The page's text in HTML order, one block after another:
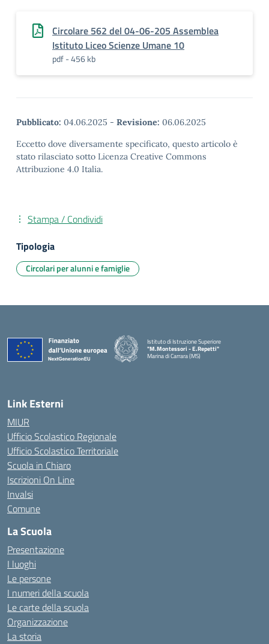
Circolare 562 del 04-06-205 Assemblea
Istituto Liceo Scienze Umane 10
pdf - 456 kb
Pubblicato: 04.06.2025 - Revisione: 06.06.2025
Eccetto dove diversamente specificato, questo articolo è
stato rilasciato sotto Licenza Creative Commons
Attribuzione 4.0 Italia.
Stampa / Condividi
Tipologia
Circolari per alunni e famiglie
Istituto di Istruzione Superiore
"M.Montessori - E.Repetti"
Marina di Carrara (MS)
Link Esterni
MIUR
Ufficio Scolastico Regionale
Ufficio Scolastico Territoriale
Scuola in Chiaro
Iscrizioni On Line
Invalsi
Comune
La Scuola
Presentazione
I luoghi
Le persone
I numeri della scuola
Le carte della scuola
Organizzazione
La storia